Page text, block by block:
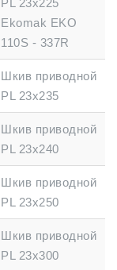
PL 23x225
Ekomak EKO
110S - 337R
Шкив приводной
PL 23x235
Шкив приводной
PL 23x240
Шкив приводной
PL 23x250
Шкив приводной
PL 23x300